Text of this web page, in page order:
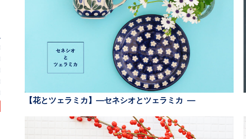
【花とツェラミカ】—セネシオとツェラミカ —